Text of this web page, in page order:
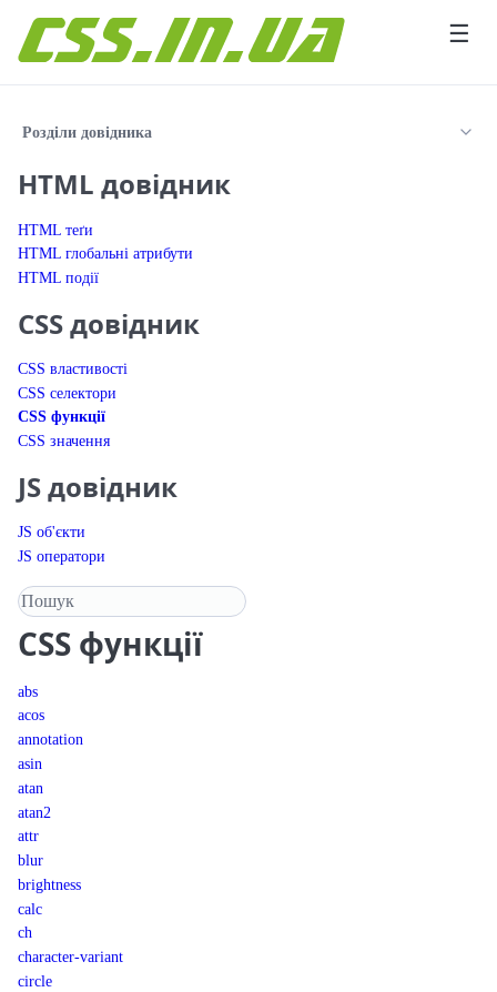
☰
Розділи довідника
HTML довідник
HTML теґи
HTML глобальні атрибути
HTML події
CSS довідник
CSS властивості
CSS селектори
CSS функції
CSS значення
JS довідник
JS об'єкти
JS оператори
Пошук у довіднику
CSS функції
abs
acos
annotation
asin
atan
atan2
attr
blur
brightness
calc
ch
character-variant
circle